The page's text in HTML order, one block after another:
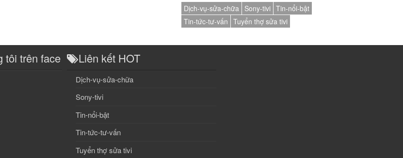
Dịch-vụ-sửa-chữa Sony-tivi Tin-nổi-bật
Tin-tức-tư-vấn Tuyển thợ sửa tivi
tôi trên face Liên kết HOT
Dịch-vụ-sửa-chữa
Sony-tivi
Tin-nổi-bật
Tin-tức-tư-vấn
Tuyển thợ sửa tivi